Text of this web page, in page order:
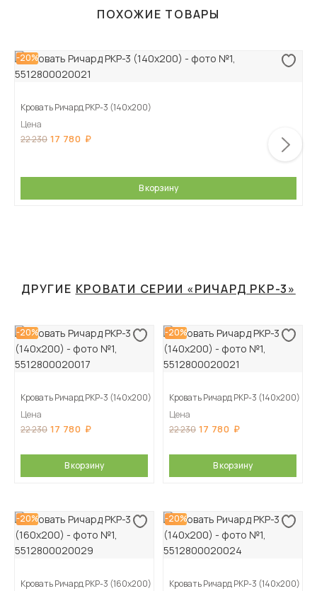
ПОХОЖИЕ ТОВАРЫ
-20%
Кровать Ричард РКР-3 (140х200)
Цена
22 230 17 780
В корзину
ДРУГИЕ КРОВАТИ СЕРИИ «РИЧАРД РКР-3»
-20%
Кровать Ричард РКР-3 (140х200)
Цена
22 230 17 780
В корзину
-20%
Кровать Ричард РКР-3 (140х200)
Цена
22 230 17 780
В корзину
-20%
Кровать Ричард РКР-3 (160х200)
-20%
Кровать Ричард РКР-3 (140х200)